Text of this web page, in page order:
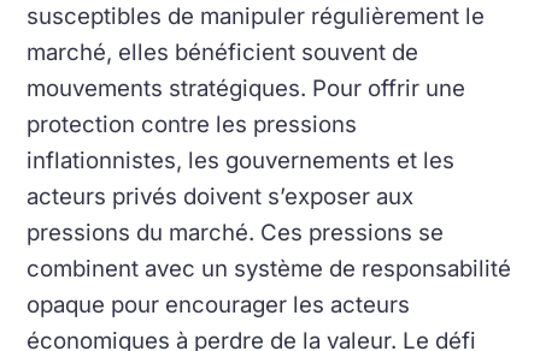
susceptibles de manipuler régulièrement le
marché, elles bénéficient souvent de
mouvements stratégiques. Pour offrir une
protection contre les pressions
inflationnistes, les gouvernements et les
acteurs privés doivent s’exposer aux
pressions du marché. Ces pressions se
combinent avec un système de responsabilité
opaque pour encourager les acteurs
économiques à perdre de la valeur. Le défi